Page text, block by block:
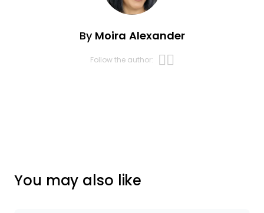
By Moira Alexander
Follow the author: Opens new
You may also like